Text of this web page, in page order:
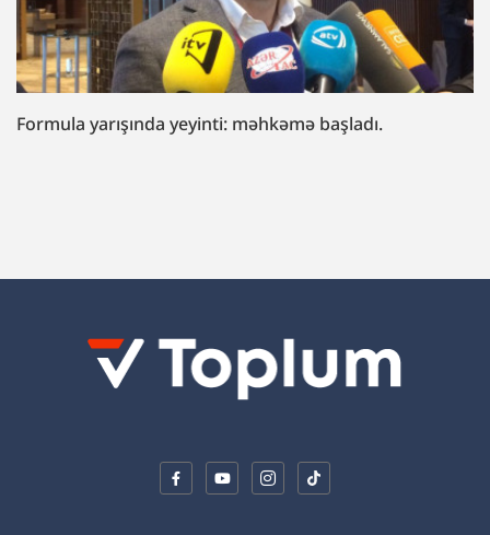
“Fazil Mustafaya sui-qəsd işi”ndə müttəhim: